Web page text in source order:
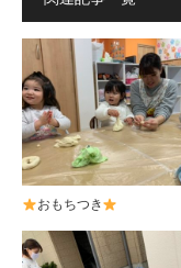
おもちつき